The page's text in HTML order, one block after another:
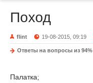
Поход
flint 19-08-2015, 09:19
Ответы на вопросы из 94%
Палатка;